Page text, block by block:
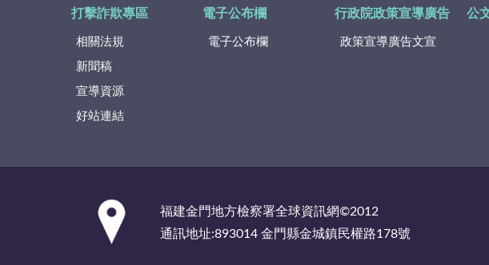
打擊詐欺專區
相關法規
新聞稿
宣導資源
好站連結
電子公布欄
電子公布欄
行政院政策宣導廣告
政策宣導廣告文宣
公
福建金門地方檢察署全球資訊網©2012
通訊地址:893014 金門縣金城鎮民權路178號